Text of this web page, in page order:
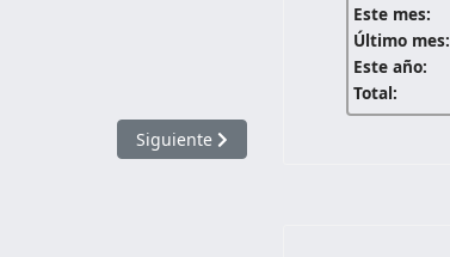
Artículo siguiente: Parroquia Chical
Siguiente
Este mes:
Último mes:
Este año:
Total: